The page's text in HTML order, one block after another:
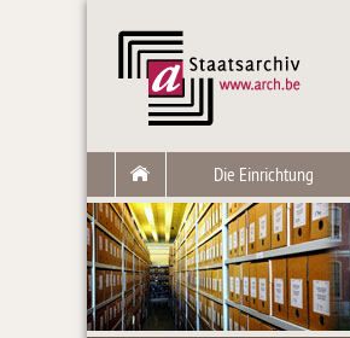
Die Einrichtung